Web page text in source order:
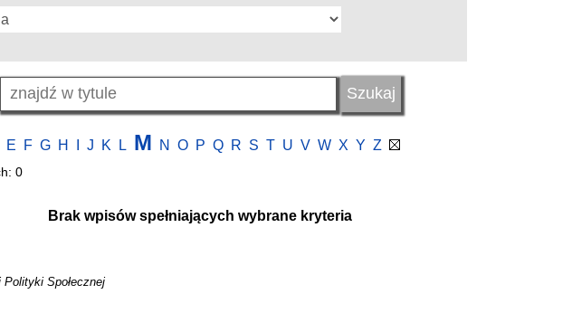
E F G H J K L M N O P Q R S T U V W X Y Z
0
Brak wpisów spełniających wybrane kryteria
Społecznej